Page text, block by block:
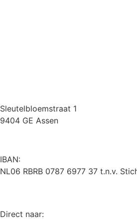
Sleutelbloemstraat 1
9404 GE Assen
IBAN:
NL06 RBRB 0787 6977 37 t.n.v.
Direct naar: